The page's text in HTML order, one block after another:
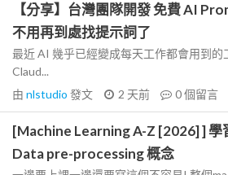
【分享】台灣團隊開發 免費 AI
不用再到處找提示詞了
最近 AI 幾乎已經變成每天工作都會用到的
Claud...
由 nlstudio 發文 2 天前 0個留言
[Machine Learning A-Z [2026] ] 學
Data pre-processing 概念